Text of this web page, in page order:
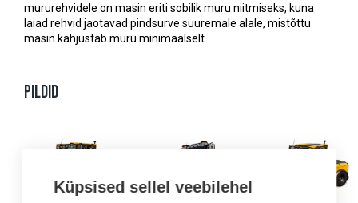
mururehvidele on masin eriti sobilik muru niitmiseks, kuna
laiad rehvid jaotavad pindsurve suuremale alale, mistõttu
masin kahjustab muru minimaalselt.
PILDID
Küpsised sellel veebilehel